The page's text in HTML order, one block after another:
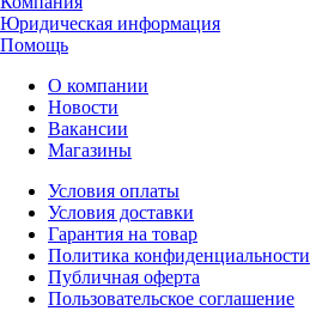
Юридическая информация
Помощь
О компании
Новости
Вакансии
Магазины
Условия оплаты
Условия доставки
Гарантия на товар
Политика конфиденциальности
Публичная оферта
Пользовательское соглашение